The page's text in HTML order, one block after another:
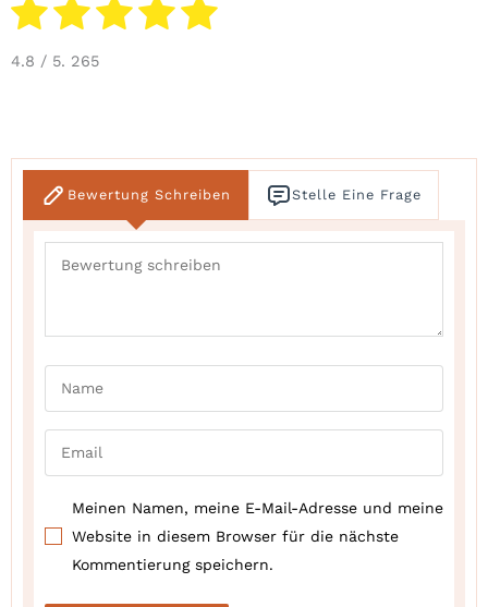
4.8 / 5. 265
Bewertung Schreiben Stelle Eine Frage
Meinen Namen, meine E-Mail-Adresse und meine
Website in diesem Browser für die nächste
Kommentierung speichern.